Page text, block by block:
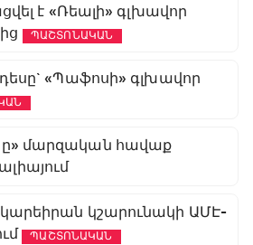
է «Ռեալի» գլխավոր
ՊԱՇՏՈՆԱԿԱՆ
«Պաֆոսի» գլխավոր
մարզական հավաք
կարեիրան կշարունակի ԱՄԷ-
ՊԱՇՏՈՆԱԿԱՆ